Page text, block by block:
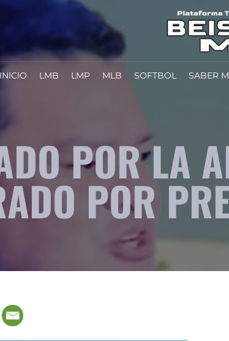
INICIO LMB LMP MLB SOFTBOL SABER
POR LA
POR